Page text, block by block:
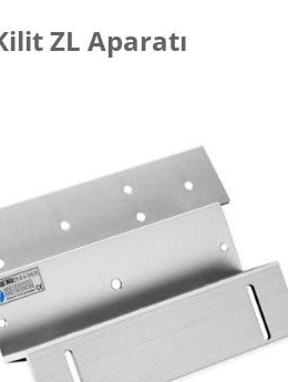
ZL Aparatı